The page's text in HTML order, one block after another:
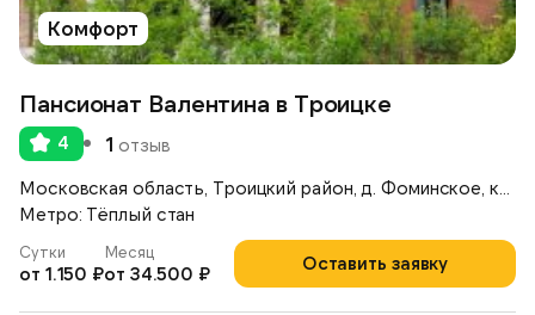
Комфорт
Пансионат Валентина в Троицке
4 1 отзыв
Метро: Тёплый стан
Оставить заявку
Сутки
от 1.150 ₽
Месяц
от 34.500 ₽